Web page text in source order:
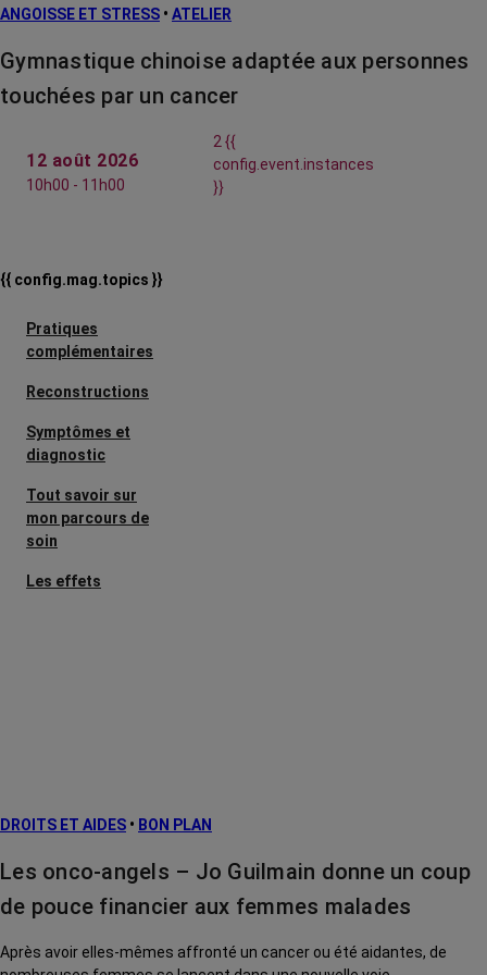
ANGOISSE ET STRESS • ATELIER
Gymnastique chinoise adaptée aux personnes
touchées par un cancer
12 août 2026
10h00 - 11h00
2 {{
config.event.instances
}}
{{ config.mag.topics }}
Pratiques
complémentaires
Reconstructions
Symptômes et
diagnostic
Tout savoir sur
mon parcours de
soin
Les effets
Traitements
La vie autour
DROITS ET AIDES • BON PLAN
Les onco-angels – Jo Guilmain donne un coup
de pouce financier aux femmes malades
Après avoir elles-mêmes affronté un cancer ou été aidantes, de